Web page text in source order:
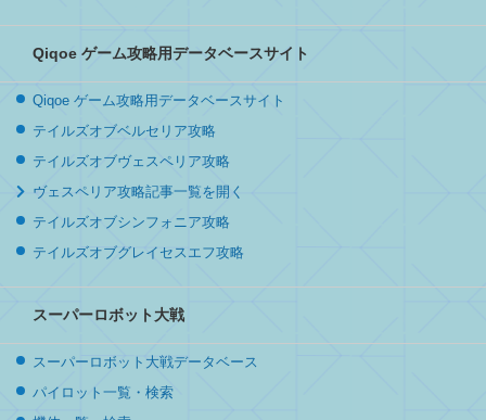
Qiqoe ゲーム攻略用データベースサイト
Qiqoe ゲーム攻略用データベースサイト
テイルズオブベルセリア攻略
テイルズオブヴェスペリア攻略
ヴェスペリア攻略記事一覧を開く
テイルズオブシンフォニア攻略
テイルズオブグレイセスエフ攻略
スーパーロボット大戦
スーパーロボット大戦データベース
パイロット一覧・検索